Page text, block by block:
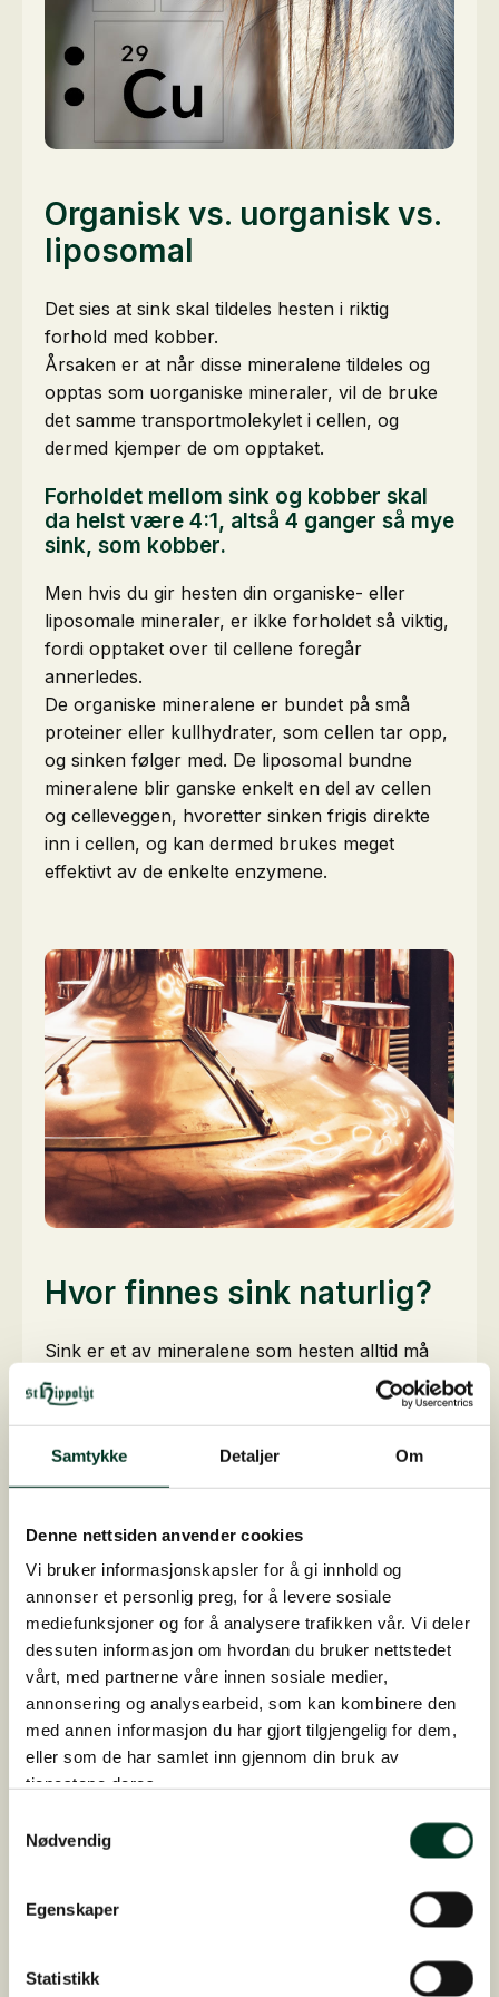
Samtykke Detaljer Om
Denne nettsiden anvender cookies
Vi bruker informasjonskapsler for å gi innhold og
annonser et personlig preg, for å levere sosiale
mediefunksjoner og for å analysere trafikken vår. Vi deler
dessuten informasjon om hvordan du bruker nettstedet
vårt, med partnerne våre innen sosiale medier,
annonsering og analysearbeid, som kan kombinere den
med annen informasjon du har gjort tilgjengelig for dem,
eller som de har samlet inn gjennom din bruk av
tjenestene deres.
Nødvendig
Egenskaper
Statistikk
Organisk vs. uorganisk vs.
liposomal
Det sies at sink skal tildeles hesten i riktig
forhold med kobber.
Årsaken er at når disse mineralene tildeles og
opptas som uorganiske mineraler, vil de bruke
det samme transportmolekylet i cellen, og
dermed kjemper de om opptaket.
Forholdet mellom sink og kobber skal
da helst være 4:1, altså 4 ganger så mye
sink, som kobber.
Men hvis du gir hesten din organiske- eller
liposomale mineraler, er ikke forholdet så viktig,
fordi opptaket over til cellene foregår
annerledes.
De organiske mineralene er bundet på små
proteiner eller kullhydrater, som cellen tar opp,
og sinken følger med. De liposomal bundne
mineralene blir ganske enkelt en del av cellen
og celleveggen, hvoretter sinken frigis direkte
inn i cellen, og kan dermed brukes meget
effektivt av de enkelte enzymene.
Hvor finnes sink naturlig?
Sink er et av mineralene som hesten alltid må
tilføres gjennom fôret. Høy, gress og wrap har
vanligvis lavt sinkinnhold, og selv om hesten din
får store mengder er det sjelden tilstrekkelig for
å dekke behovet.
typisk har et høyt sinkinnhold.
Er du usikker på om hesten din får i seg nok
sink, absorberer den riktig eller om balansen
mellom mineralene er god?
Så kontaktdin lokale fôrkonsulenteller fyll ut
fôrplanskjemaetvårt på nettsiden, så kommer
vi tilbake til deg så snart som mulig.
Kilder
Equine Applied and Clinical nutrition, 2013